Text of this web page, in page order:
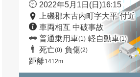
2022年5月1日(日)16:15
上磯郡木古内町字大平 付近
車両相互 中破事故
普通乗用車(1) 軽自動車(1)
死亡(0) 負傷(2)
距離1412m